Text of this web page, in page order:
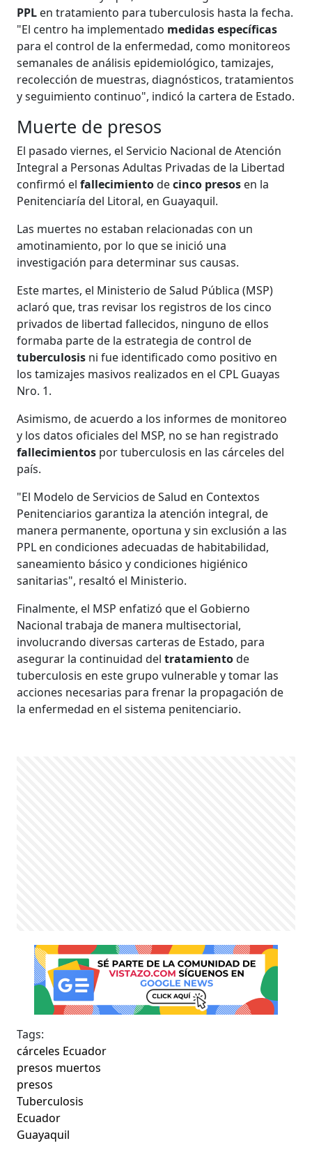
PPL en tratamiento para tuberculosis hasta la fecha.
"El centro ha implementado medidas específicas
para el control de la enfermedad, como monitoreos
semanales de análisis epidemiológico, tamizajes,
recolección de muestras, diagnósticos, tratamientos
y seguimiento continuo", indicó la cartera de Estado.
Muerte de presos
El pasado viernes, el Servicio Nacional de Atención
Integral a Personas Adultas Privadas de la Libertad
confirmó elfallecimientodecinco presos en la
Penitenciaría del Litoral, en Guayaquil.
Las muertes no estaban relacionadas con un
amotinamiento, por lo que se inició una
investigación para determinar sus causas.
Este martes, el Ministerio de Salud Pública (MSP)
aclaró que, tras revisar los registros de los cinco
privados de libertad fallecidos, ninguno de ellos
formaba parte de la estrategia de control de
tuberculosis ni fue identificado como positivo en
los tamizajes masivos realizados en el CPL Guayas
Nro. 1.
Asimismo, de acuerdo a los informes de monitoreo
y los datos oficiales del MSP, no se han registrado
fallecimientos por tuberculosis en las cárceles del
país.
"El Modelo de Servicios de Salud en Contextos
Penitenciarios garantiza la atención integral, de
manera permanente, oportuna y sin exclusión a las
PPL en condiciones adecuadas de habitabilidad,
saneamiento básico y condiciones higiénico
sanitarias", resaltó el Ministerio.
Finalmente, el MSP enfatizó que el Gobierno
Nacional trabaja de manera multisectorial,
involucrando diversas carteras de Estado, para
asegurar la continuidad deltratamientode
tuberculosis en este grupo vulnerable y tomar las
acciones necesarias para frenar la propagación de
la enfermedad en el sistema penitenciario.
Tags:
cárceles Ecuador
presos muertos
presos
Tuberculosis
Ecuador
Guayaquil